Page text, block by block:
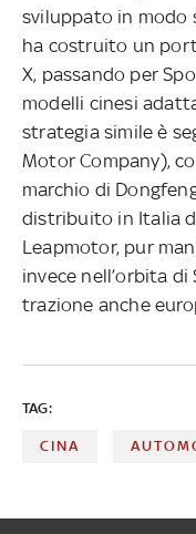
sviluppato in modo
ha costruito un
X, passando per
modelli cinesi
strategia simile è
Motor Company),
marchio di
distribuito in Italia
Leapmotor, pur
invece nell’orbita
trazione anche
TAG:
CINA